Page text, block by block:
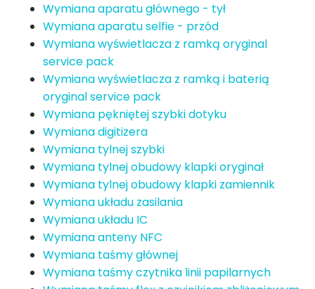
Wymiana aparatu głównego - tył
Wymiana aparatu selfie - przód
Wymiana wyświetlacza z ramką oryginal
service pack
Wymiana wyświetlacza z ramką i baterią
oryginal service pack
Wymiana pękniętej szybki dotyku
Wymiana digitizera
Wymiana tylnej szybki
Wymiana tylnej obudowy klapki oryginał
Wymiana tylnej obudowy klapki zamiennik
Wymiana układu zasilania
Wymiana układu IC
Wymiana anteny NFC
Wymiana taśmy głównej
Wymiana taśmy czytnika linii papilarnych